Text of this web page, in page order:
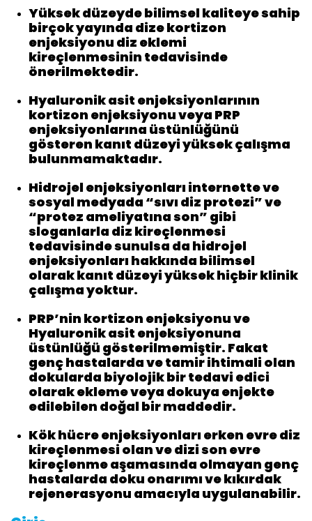
Yüksek düzeyde bilimsel kaliteye sahip
birçok yayında dize kortizon
enjeksiyonu diz eklemi
kireçlenmesinin tedavisinde
önerilmektedir.
Hyaluronik asit enjeksiyonlarının
kortizon enjeksiyonu veya PRP
enjeksiyonlarına üstünlüğünü
gösteren kanıt düzeyi yüksek çalışma
bulunmamaktadır.
Hidrojel enjeksiyonları internette ve
sosyal medyada “sıvı diz protezi” ve
“protez ameliyatına son” gibi
sloganlarla diz kireçlenmesi
tedavisinde sunulsa da hidrojel
enjeksiyonları hakkında bilimsel
olarak kanıt düzeyi yüksek hiçbir klinik
çalışma yoktur.
PRP’nin kortizon enjeksiyonu ve
Hyaluronik asit enjeksiyonuna
üstünlüğü gösterilmemiştir. Fakat
genç hastalarda ve tamir ihtimali olan
dokularda biyolojik bir tedavi edici
olarak ekleme veya dokuya enjekte
edilebilen doğal bir maddedir.
Kök hücre enjeksiyonları erken evre diz
kireçlenmesi olan ve dizi son evre
kireçlenme aşamasında olmayan genç
hastalarda doku onarımı ve kıkırdak
rejenerasyonu amacıyla uygulanabilir.